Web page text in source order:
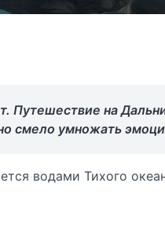
Путешествие на
смело умножать
водами Тихого